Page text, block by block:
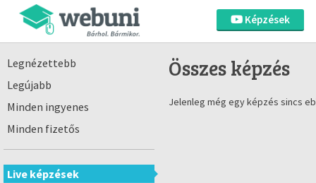
Képzések
Legnézettebb
Legújabb
Minden ingyenes
Minden fizetős
Live képzések
Összes képzés
Jelenleg még egy képzés sincs